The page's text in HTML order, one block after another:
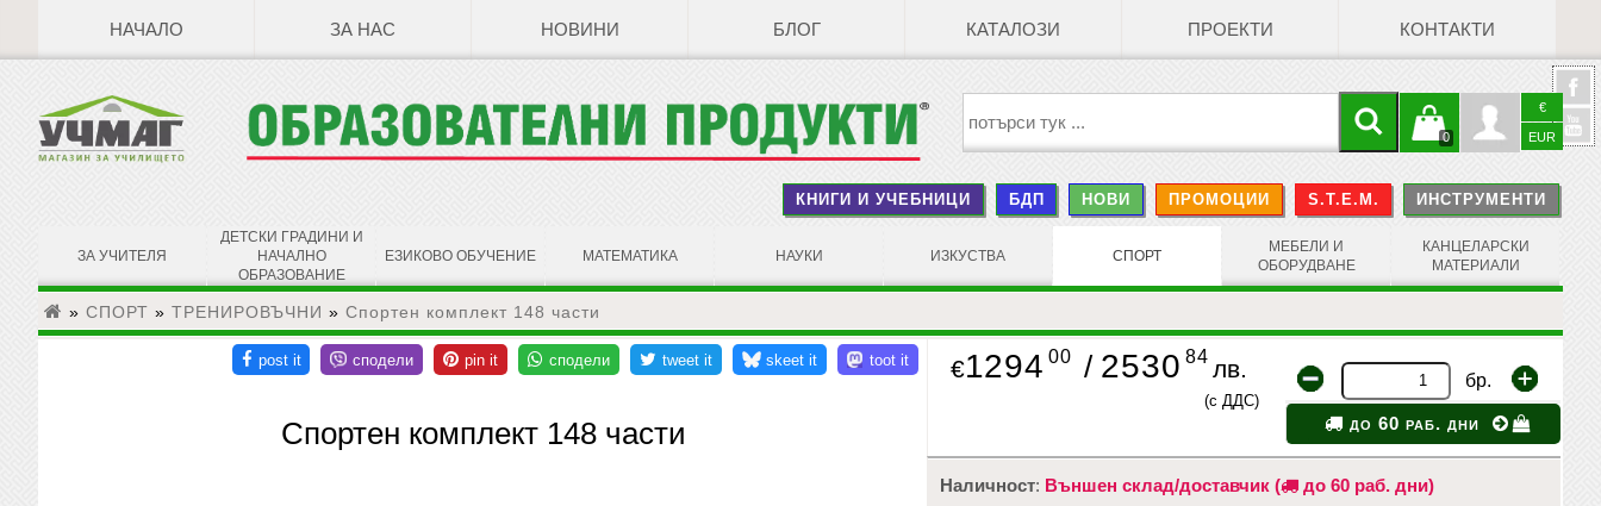
НАЧАЛО ЗА НАС НОВИНИ БЛОГ КАТАЛОЗИ ПРОЕКТИ КОНТАКТИ
€
EUR
Профил
0
Кошницата
е празна
КНИГИ И УЧЕБНИЦИ БДП НОВИ ПРОМОЦИИ S.T.E.M. ИНСТРУМЕНТИ
ЗА УЧИТЕЛЯ
ДЕТСКИ ГРАДИНИ И
НАЧАЛНО
ОБРАЗОВАНИЕ
ЕЗИКОВО ОБУЧЕНИЕ МАТЕМАТИКА НАУКИ ИЗКУСТВА СПОРТ
МЕБЕЛИ И
ОБОРУДВАНЕ
КАНЦЕЛАРСКИ
МАТЕРИАЛИ
» СПОРТ » ТРЕНИРОВЪЧНИ » Спортен комплект 148 части
Спортен комплект 148 части
€1294 00 / 2530 84 лв.
(с ДДС)
бр.
до 60 раб. дни
Наличност: Външен склад/доставчик ( до 60 раб. дни)